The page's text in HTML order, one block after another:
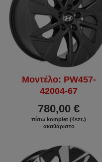
Μοντέλο: PW457-
42004-67
780,00 €
πίσω komplet (4szt.)
ακαθάριστο